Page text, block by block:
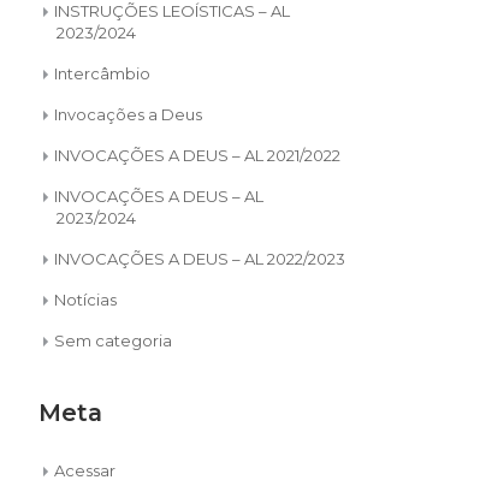
INSTRUÇÕES LEOÍSTICAS – AL
2023/2024
Intercâmbio
Invocações a Deus
INVOCAÇÕES A DEUS – AL 2021/2022
INVOCAÇÕES A DEUS – AL
2023/2024
INVOCAÇÕES A DEUS – AL 2022/2023
Notícias
Sem categoria
Meta
Acessar